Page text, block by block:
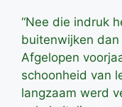
“Nee die indruk
buitenwijken
Afgelopen
schoonheid van
langzaam werd